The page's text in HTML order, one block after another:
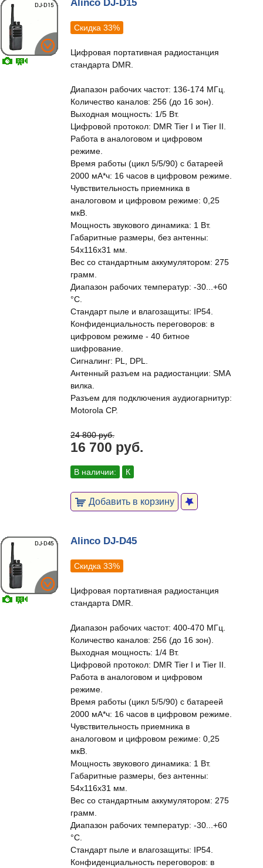
Alinco DJ-D15
Скидка 33%
Цифровая портативная радиостанция
стандарта DMR.
Диапазон рабочих частот: 136-174 МГц.
Количество каналов: 256 (до 16 зон).
Выходная мощность: 1/5 Вт.
Цифровой протокол: DMR Tier I и Tier II.
Работа в аналоговом и цифровом
режиме.
Время работы (цикл 5/5/90) с батареей
2000 мА*ч: 16 часов в цифровом режиме.
Чувствительность приемника в
аналоговом и цифровом режиме: 0,25
мкВ.
Мощность звукового динамика: 1 Вт.
Габаритные размеры, без антенны:
54х116х31 мм.
Вес со стандартным аккумулятором: 275
грамм.
Диапазон рабочих температур: -30...+60
°C.
Стандарт пыле и влагозащиты: IP54.
Конфиденциальность переговоров: в
цифровом режиме - 40 битное
шифрование.
Сигналинг: PL, DPL.
Антенный разъем на радиостанции: SMA
вилка.
Разъем для подключения аудиогарнитур:
Motorola CP.
24 800 руб.
16 700 руб.
В наличии: К
Добавить в корзину
Alinco DJ-D45
Скидка 33%
Цифровая портативная радиостанция
стандарта DMR.
Диапазон рабочих частот: 400-470 МГц.
Количество каналов: 256 (до 16 зон).
Выходная мощность: 1/4 Вт.
Цифровой протокол: DMR Tier I и Tier II.
Работа в аналоговом и цифровом
режиме.
Время работы (цикл 5/5/90) с батареей
2000 мА*ч: 16 часов в цифровом режиме.
Чувствительность приемника в
аналоговом и цифровом режиме: 0,25
мкВ.
Мощность звукового динамика: 1 Вт.
Габаритные размеры, без антенны:
54х116х31 мм.
Вес со стандартным аккумулятором: 275
грамм.
Диапазон рабочих температур: -30...+60
°C.
Стандарт пыле и влагозащиты: IP54.
Конфиденциальность переговоров: в